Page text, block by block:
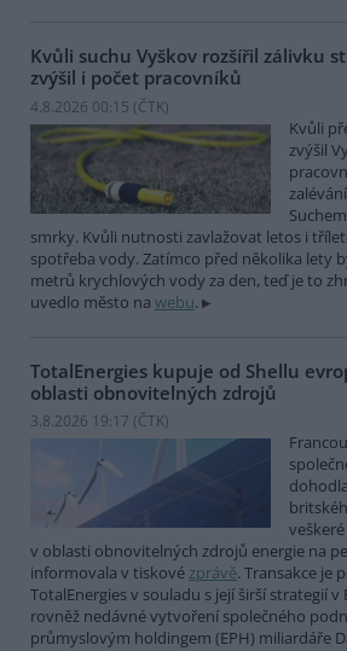
Kvůli suchu Vyškov rozšířil zálivku
zvýšil i počet pracovníků
4.8.2026 00:15 (ČTK)
Kvůli
zvýšil
smrky. Kvůli nutnosti zavlažovat letos i
spotřeba vody. Zatímco před několika lety
metrů krychlových vody za den, teď je to
uvedlo město na webu.
TotalEnergies kupuje od Shellu
oblasti obnovitelných zdrojů
3.8.2026 19:17 (ČTK)
v oblasti obnovitelných zdrojů energie na
informovala v tiskovézprávě. Transakce je
TotalEnergies v souladu s její širší strategií v
rovněž nedávné vytvoření společného
průmyslovým holdingem (EPH) miliardáře